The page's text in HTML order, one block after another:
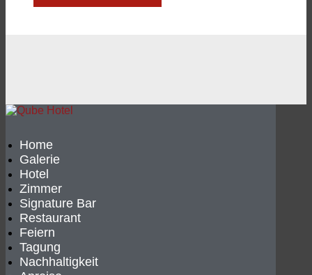
Home
Galerie
Hotel
Zimmer
Signature Bar
Restaurant
Feiern
Tagung
Nachhaltigkeit